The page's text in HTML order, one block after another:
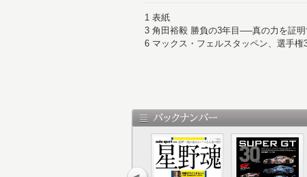
1 表紙
3 角田裕毅 勝負の3年目──真の力を証
6 マックス・フェルスタッペン、選手
16 技術レギュレーションから見る2023
カー規定』2年目の戦い
20 開幕直前バーレーンテスト総論
23 目次
24 2023 Formula 1 TEAM ＆ MACHINE
26 Oracle Red Bull Racing